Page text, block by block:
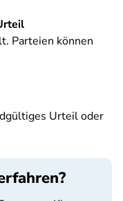
Parteien können
Urteil oder